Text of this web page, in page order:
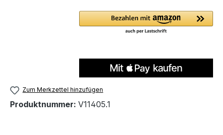
Zum Merkzettel hinzufügen
Produktnummer: V11405.1